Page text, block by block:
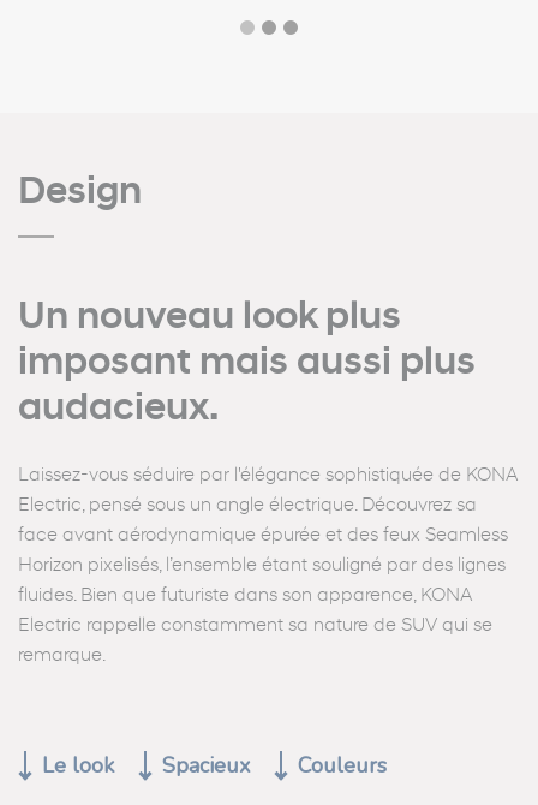
Design
Un nouveau look plus
imposant mais aussi plus
audacieux.
Laissez-vous séduire par l'élégance sophistiquée de KONA
Electric, pensé sous un angle électrique. Découvrez sa
face avant aérodynamique épurée et des feux Seamless
Horizon pixelisés, l’ensemble étant souligné par des lignes
fluides. Bien que futuriste dans son apparence, KONA
Electric rappelle constamment sa nature de SUV qui se
remarque.
Le look Spacieux Couleurs